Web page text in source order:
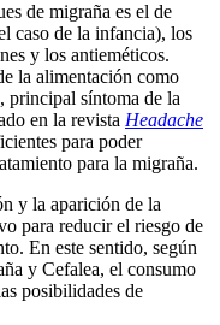
de migraña es el de
caso de la infancia), los
y los antieméticos.
la alimentación como
principal síntoma de la
en la revista Headache
para poder
para la migraña.
y la aparición de la
para reducir el riesgo de
En este sentido, según
y Cefalea, el consumo
posibilidades de